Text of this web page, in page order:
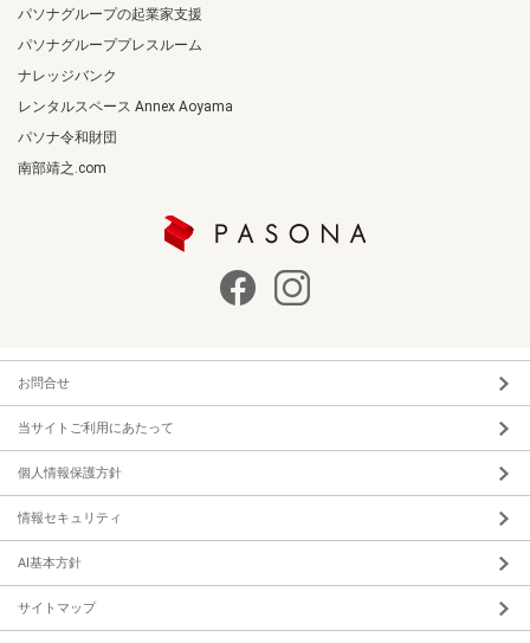
パソナグループの起業家支援
パソナグループプレスルーム
ナレッジバンク
レンタルスペース Annex Aoyama
パソナ令和財団
南部靖之.com
お問合せ
当サイトご利用にあたって
個人情報保護方針
情報セキュリティ
AI基本方針
サイトマップ